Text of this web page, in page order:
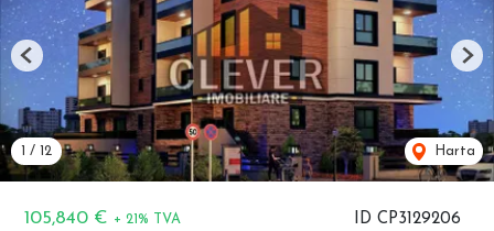
ID CP3129206
105,840 € + 21% TVA
1 / 12 Harta
Previous